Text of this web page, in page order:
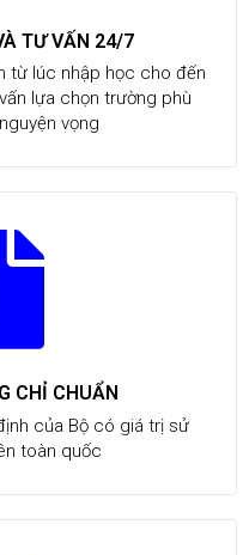
TƯ VẤN 24/7
từ lúc nhập học cho đến
lựa chọn trường phù
vọng
CHỈ CHUẨN
của Bộ có giá trị sử
toàn quốc